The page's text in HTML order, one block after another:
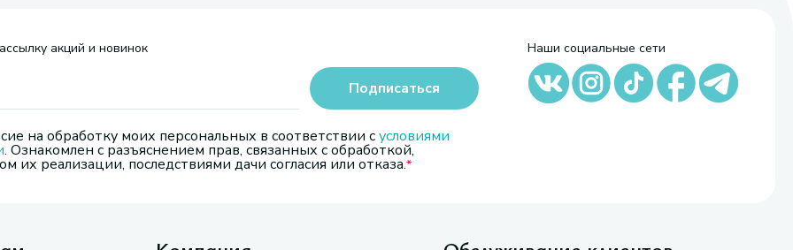
акций и новинок
на обработку моих персональных в соответствии сусловиями
. Ознакомлен с разъяснением прав, связанных с обработкой,
их реализации, последствиями дачи согласия или отказа.
Подписаться
Наши социальные сети